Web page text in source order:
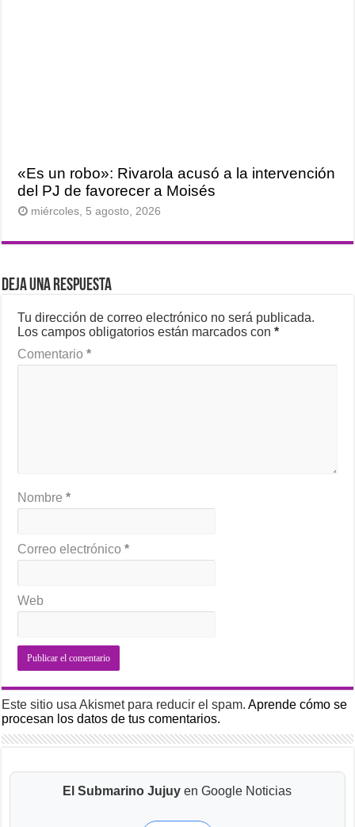
«Es un robo»: Rivarola acusó a la intervención
del PJ de favorecer a Moisés
miércoles, 5 agosto, 2026
Deja una respuesta
Tu dirección de correo electrónico no será publicada.
Los campos obligatorios están marcados con*
Comentario*
Nombre*
Correo electrónico*
Web
Este sitio usa Akismet para reducir el spam.Aprende cómo se
procesan los datos de tus comentarios.
El Submarino Jujuy en Google Noticias